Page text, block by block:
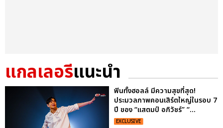
แกลเลอรีแนะนำ
ฟินทั้งฮอลล์ มีความสุขที่สุด!
ประมวลภาพคอนเสิร์ตใหญ่ในรอบ 7
ปี ของ “แสตมป์ อภิวัชร์” “...
EXCLUSIVE